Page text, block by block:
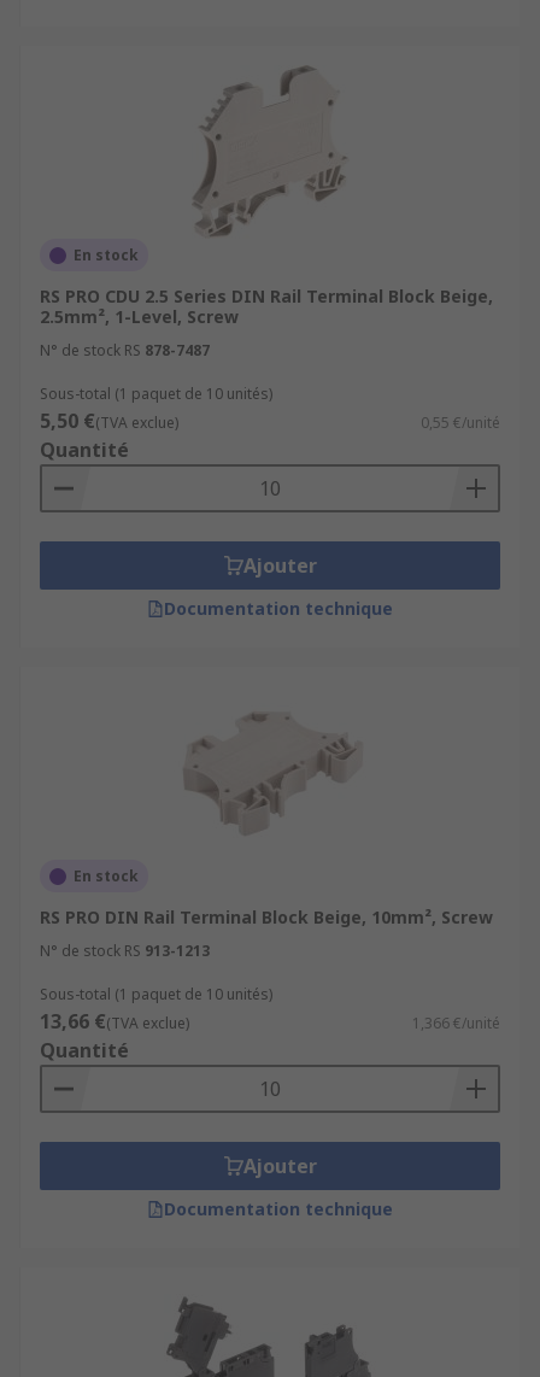
En stock
RS PRO CDU 2.5 Series DIN Rail Terminal Block Beige,
2.5mm², 1-Level, Screw
N° de stock RS 878-7487
Sous-total (1 paquet de 10 unités)
5,50 €(TVA exclue) 0,55 €/unité
Quantité
Ajouter
Documentation technique
En stock
RS PRO DIN Rail Terminal Block Beige, 10mm², Screw
N° de stock RS 913-1213
Sous-total (1 paquet de 10 unités)
13,66 €(TVA exclue) 1,366 €/unité
Quantité
Ajouter
Documentation technique